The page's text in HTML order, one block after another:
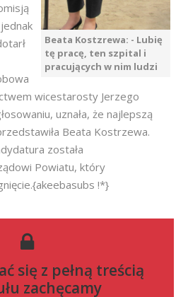
Beata Kostzrewa: - Lubię
tę pracę, ten szpital i
pracujących w nim ludzi
wicestarosty Jerzego
uznała, że najlepszą
Beata Kostrzewa.
została
Powiatu, który
!*}
się z pełną treścią
zachęcamy